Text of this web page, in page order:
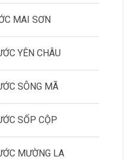
MAI SƠN
YÊN CHÂU
SÔNG MÃ
SỐP CỘP
MƯỜNG LA